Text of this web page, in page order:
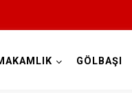
GÖLBAŞI